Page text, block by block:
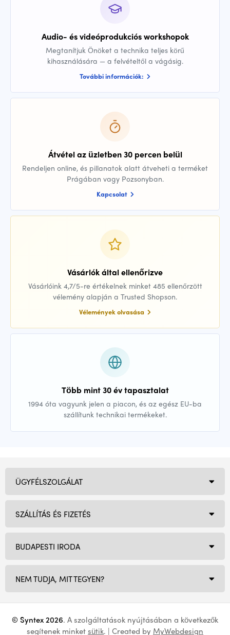
Audio- és videóprodukciós workshopok
Megtanítjuk Önöket a technika teljes körű
kihasználására — a felvételtől a vágásig.
További információk:
Átvétel az üzletben 30 percen belül
Rendeljen online, és pillanatok alatt átveheti a terméket
Prágában vagy Pozsonyban.
Kapcsolat
Vásárlók által ellenőrizve
Vásárlóink 4,7/5-re értékelnek minket 485 ellenőrzött
vélemény alapján a Trusted Shopson.
Vélemények olvasása
Több mint 30 év tapasztalat
1994 óta vagyunk jelen a piacon, és az egész EU-ba
szállítunk technikai termékeket.
BUDAPESTI IRODA
NEM TUDJA, MIT TEGYEN?
ÜGYFÉLSZOLGÁLAT
SZÁLLÍTÁS ÉS FIZETÉS
© Syntex 2026. A szolgáltatások nyújtásában a következők
segítenek minketsütik. | Created by MyWebdesign